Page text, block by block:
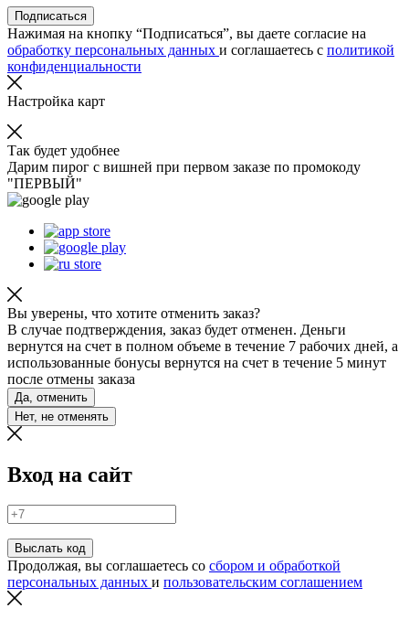
Подписаться
Нажимая на кнопку “Подписаться”, вы даете согласие на
обработку персональных данных и соглашаетесь с политикой
конфиденциальности
Настройка карт
Так будет удобнее
Дарим пирог с вишней при первом заказе по промокоду
"ПЕРВЫЙ"
Вы уверены, что хотите отменить заказ?
В случае подтверждения, заказ будет отменен. Деньги
вернутся на счет в полном объеме в течение 7 рабочих дней, а
использованные бонусы вернутся на счет в течение 5 минут
после отмены заказа
Да, отменить
Нет, не отменять
Вход на сайт
Выслать код
Продолжая, вы соглашаетесь со сбором и обработкой
персональных данных и пользовательским соглашением